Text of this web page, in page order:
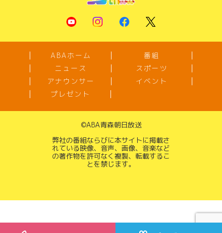
ABAホーム
番組
ニュース
スポーツ
アナウンサー
イベント
プレゼント
©ABA青森朝日放送
弊社の番組ならびに本サイトに掲載さ
れている映像、音声、画像、音楽など
の著作物を許可なく複製、転載するこ
とを禁じます。